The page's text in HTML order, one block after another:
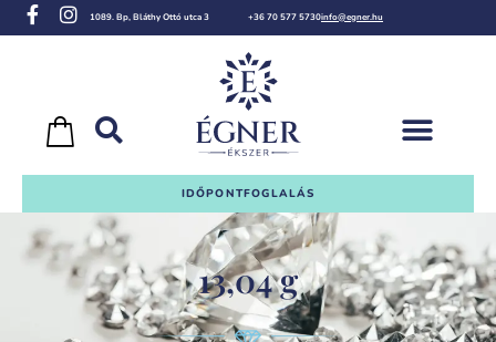
1089. Bp, Bláthy Ottó utca 3 +36 70 577 5730info@egner.hu
IDŐPONTFOGLALÁS
13,04 g